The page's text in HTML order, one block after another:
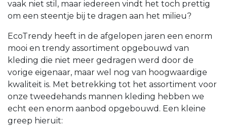
vaak niet stil, maar iedereen vindt het toch prettig
om een steentje bij te dragen aan het milieu?
EcoTrendy heeft in de afgelopen jaren een enorm
mooi en trendy assortiment opgebouwd van
kleding die niet meer gedragen werd door de
vorige eigenaar, maar wel nog van hoogwaardige
kwaliteit is. Met betrekking tot het assortiment voor
onze tweedehands mannen kleding hebben we
echt een enorm aanbod opgebouwd. Een kleine
greep hieruit: